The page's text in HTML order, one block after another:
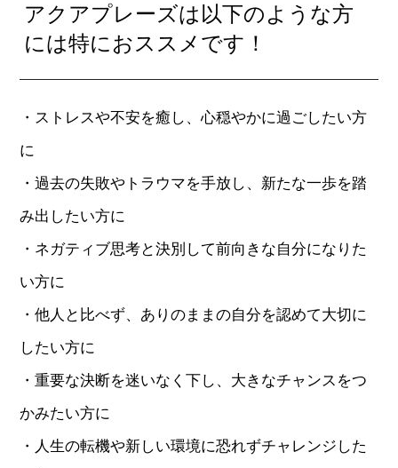
アクアプレーズは以下のような方
には特におススメです！
・ストレスや不安を癒し、心穏やかに過ごしたい方
に
・過去の失敗やトラウマを手放し、新たな一歩を踏
み出したい方に
・ネガティブ思考と決別して前向きな自分になりた
い方に
・他人と比べず、ありのままの自分を認めて大切に
したい方に
・重要な決断を迷いなく下し、大きなチャンスをつ
かみたい方に
・人生の転機や新しい環境に恐れずチャレンジした